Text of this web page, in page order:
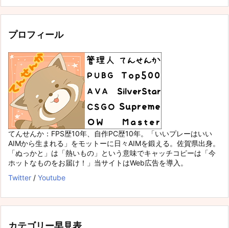
プロフィール
てんせんか：FPS歴10年、自作PC歴10年。「いいプレーはいい
AIMから生まれる」をモットーに日々AIMを鍛える。佐賀県出身。
「ぬっかと」は「熱いもの」という意味でキャッチコピーは「今
ホットなものをお届け！」当サイトはWeb広告を導入。
Twitter / Youtube
カテゴリー早見表